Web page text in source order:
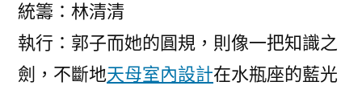
統籌：林清清
執行：郭子而她的圓規，則像一把知識之
劍，不斷地天母室內設計在水瓶座的藍光